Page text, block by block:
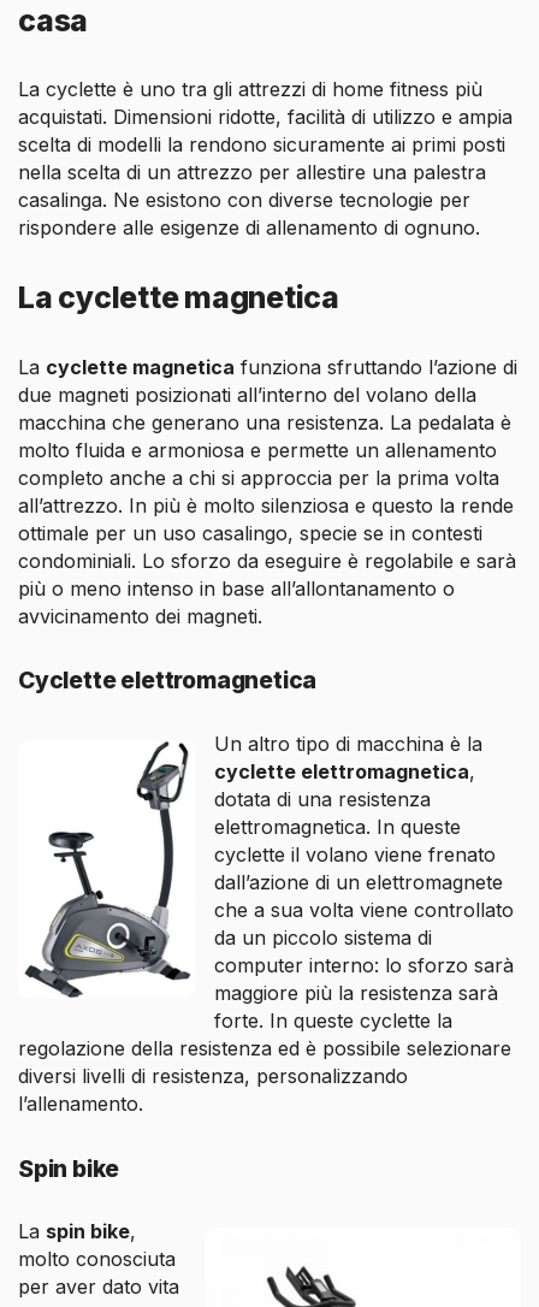
casa
La cyclette è uno tra gli attrezzi di home fitness più
acquistati. Dimensioni ridotte, facilità di utilizzo e ampia
scelta di modelli la rendono sicuramente ai primi posti
nella scelta di un attrezzo per allestire una palestra
casalinga. Ne esistono con diverse tecnologie per
rispondere alle esigenze di allenamento di ognuno.
La cyclette magnetica
La cyclette magnetica funziona sfruttando l’azione di
due magneti posizionati all’interno del volano della
macchina che generano una resistenza. La pedalata è
molto fluida e armoniosa e permette un allenamento
completo anche a chi si approccia per la prima volta
all’attrezzo. In più è molto silenziosa e questo la rende
ottimale per un uso casalingo, specie se in contesti
condominiali. Lo sforzo da eseguire è regolabile e sarà
più o meno intenso in base all’allontanamento o
avvicinamento dei magneti.
Cyclette elettromagnetica
Un altro tipo di macchina è la
cyclette elettromagnetica,
dotata di una resistenza
elettromagnetica. In queste
cyclette il volano viene frenato
dall’azione di un elettromagnete
che a sua volta viene controllato
da un piccolo sistema di
computer interno: lo sforzo sarà
maggiore più la resistenza sarà
forte. In queste cyclette la
regolazione della resistenza ed è possibile selezionare
diversi livelli di resistenza, personalizzando
l’allenamento.
Spin bike
La spin bike,
molto conosciuta
per aver dato vita